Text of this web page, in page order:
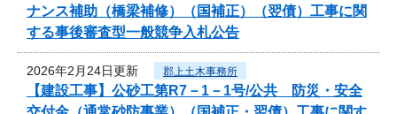
ナンス補助（橋梁補修）（国補正）（翌債）工事に関
する事後審査型一般競争入札公告
2026年2月24日更新 郡上土木事務所
【建設工事】公砂工第R7－1－1号/公共 防災・安全